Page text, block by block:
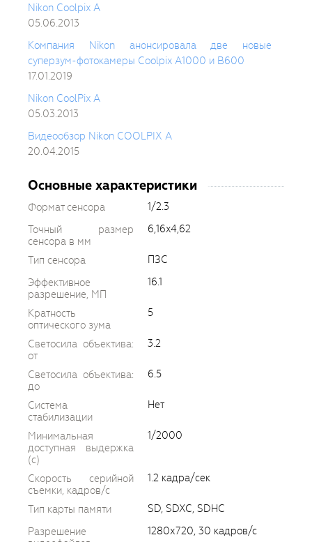
Nikon Coolpix A
05.06.2013
Компания Nikon анонсировала две новые
суперзум-фотокамеры Coolpix A1000 и B600
17.01.2019
Nikon CoolPix A
05.03.2013
Видеообзор Nikon COOLPIX A
20.04.2015
Основные характеристики
Формат сенсора
1/2.3
Точный размер
сенсора в мм
6,16x4,62
Тип сенсора
ПЗС
Эффективное
разрешение, МП
16.1
Кратность
оптического зума
5
Светосила объектива:
от
3.2
Светосила объектива:
до
6.5
Система
стабилизации
Нет
Минимальная
доступная выдержка
(c)
1/2000
Скорость серийной
съемки, кадров/с
1.2 кадрa/сек
Тип карты памяти
SD, SDXC, SDHC
Разрешение
1280х720, 30 кадров/с